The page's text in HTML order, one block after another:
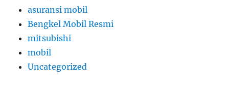
asuransi mobil
Bengkel Mobil Resmi
mitsubishi
mobil
Uncategorized